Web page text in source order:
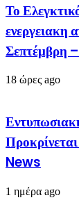
Το
ενεργειακη
18 ώρες ago
News
1 ημέρα ago